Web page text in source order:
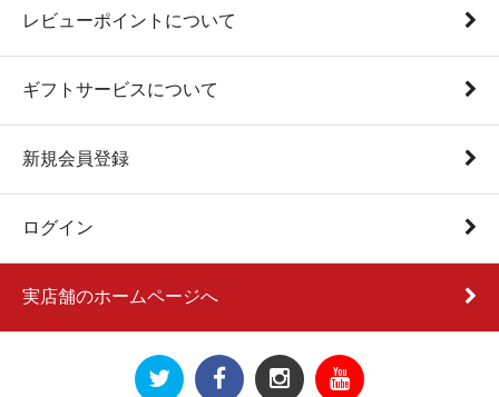
レビューポイントについて
ギフトサービスについて
新規会員登録
ログイン
実店舗のホームページへ